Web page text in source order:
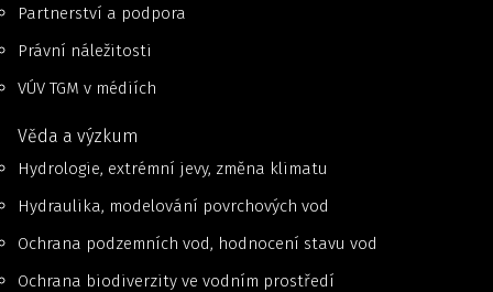
Partnerství a podpora
Právní náležitosti
VÚV TGM v médiích
Věda a výzkum
Hydrologie, extrémní jevy, změna klimatu
Hydraulika, modelování povrchových vod
Ochrana podzemních vod, hodnocení stavu vod
Ochrana biodiverzity ve vodním prostředí